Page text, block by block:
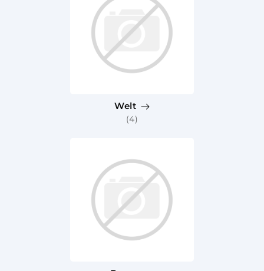
Welt
(4)